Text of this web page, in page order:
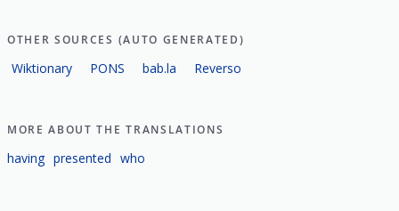
OTHER SOURCES (AUTO GENERATED)
Wiktionary PONS bab.la Reverso
MORE ABOUT THE TRANSLATIONS
having presented who